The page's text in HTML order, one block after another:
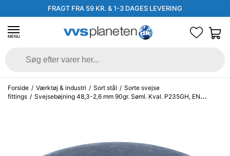
FRAGT FRA 59 KR. & 1-3 DAGES LEVERING
MENU
Forside / Værktøj & industri / Sort stål / Sorte svejse
fittings / Svejsebøjning 48,3-2,6 mm 90gr. Søml. Kval. P235GH, EN